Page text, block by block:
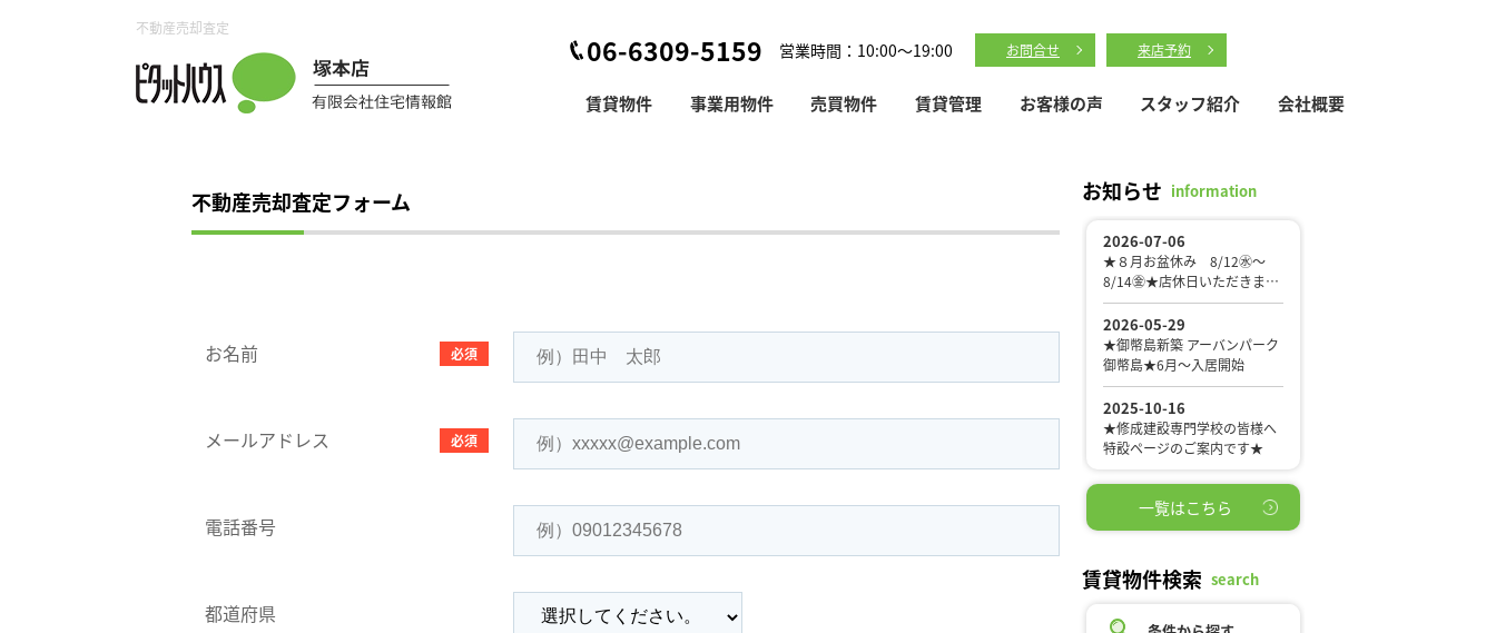
不動産売却査定
06-6309-5159 営業時間：10:00～19:00 お問合せ 来店予約
賃貸物件 事業用物件 売買物件 賃貸管理 お客様の声 スタッフ紹介 会社概要
不動産売却査定フォーム
お名前 必須
メールアドレス 必須
電話番号
都道府県
お知らせ information
一覧はこちら
賃貸物件検索 search